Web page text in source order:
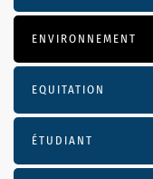
ENVIRONNEMENT
EQUITATION
ÉTUDIANT